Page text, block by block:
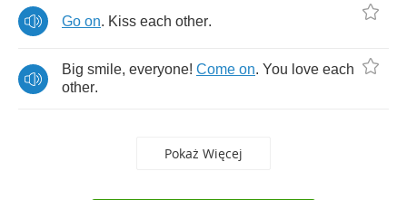
Go on. Kiss each other.
Big smile, everyone! Come on. You love each
other.
Pokaż Więcej